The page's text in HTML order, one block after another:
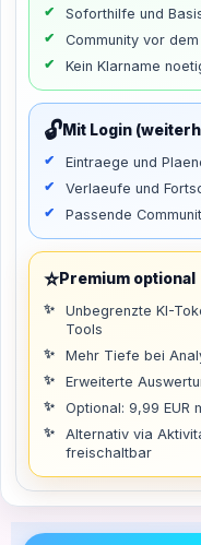
Soforthilfe und
Community vor
Kein Klarname
🔓Mit Login
Eintraege und
Verlaeufe und
Passende
⭐Premium optional
Unbegrenzte KI-
Tools
Mehr Tiefe bei
Erweiterte
Optional: 9,99 EUR
Alternativ via
freischaltbar